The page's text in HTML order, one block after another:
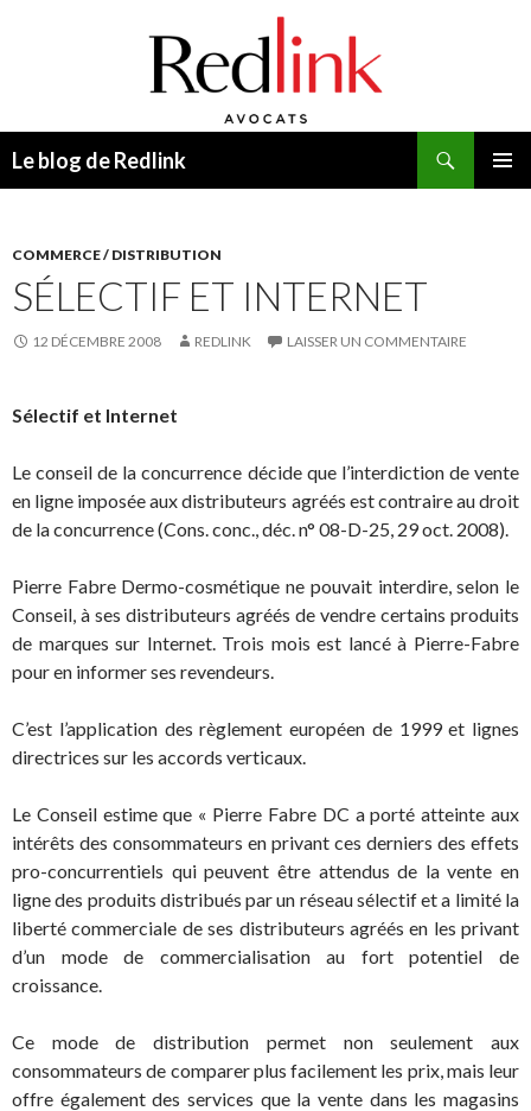
Le blog de Redlink
COMMERCE / DISTRIBUTION
SÉLECTIF ET INTERNET
12 DÉCEMBRE 2008 REDLINK LAISSER UN COMMENTAIRE
Sélectif et Internet
Le conseil de la concurrence décide que l’interdiction de vente
en ligne imposée aux distributeurs agréés est contraire au droit
de la concurrence (Cons. conc., déc. n° 08-D-25, 29 oct. 2008).
Pierre Fabre Dermo-cosmétique ne pouvait interdire, selon le
Conseil, à ses distributeurs agréés de vendre certains produits
de marques sur Internet. Trois mois est lancé à Pierre-Fabre
pour en informer ses revendeurs.
C’est l’application des règlement européen de 1999 et lignes
directrices sur les accords verticaux.
Le Conseil estime que « Pierre Fabre DC a porté atteinte aux
intérêts des consommateurs en privant ces derniers des effets
pro-concurrentiels qui peuvent être attendus de la vente en
ligne des produits distribués par un réseau sélectif et a limité la
liberté commerciale de ses distributeurs agréés en les privant
d’un mode de commercialisation au fort potentiel de
croissance.
Ce mode de distribution permet non seulement aux
consommateurs de comparer plus facilement les prix, mais leur
offre également des services que la vente dans les magasins